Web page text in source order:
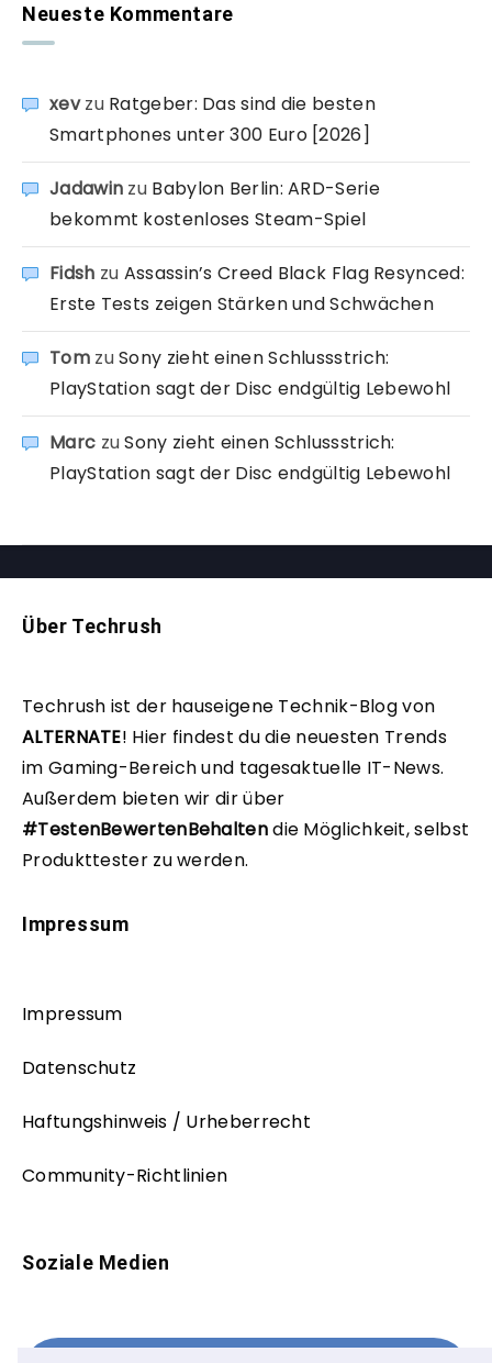
Neueste Kommentare
xevzu Ratgeber: Das sind die besten
Smartphones unter 300 Euro [2026]
Jadawin zu Babylon Berlin: ARD-Serie
bekommt kostenloses Steam-Spiel
Fidsh zu Assassin’s Creed Black Flag Resynced:
Erste Tests zeigen Stärken und Schwächen
TomzuSony zieht einen Schlussstrich:
PlayStation sagt der Disc endgültig Lebewohl
Marc zuSony zieht einen Schlussstrich:
PlayStation sagt der Disc endgültig Lebewohl
Über Techrush
Techrush ist der hauseigene Technik-Blog von
ALTERNATE! Hier findest du die neuesten Trends
im Gaming-Bereich und tagesaktuelle IT-News.
Außerdem bieten wir dir über
#TestenBewertenBehaltendie Möglichkeit, selbst
Produkttester zu werden.
Impressum
Impressum
Datenschutz
Haftungshinweis / Urheberrecht
Community-Richtlinien
Soziale Medien